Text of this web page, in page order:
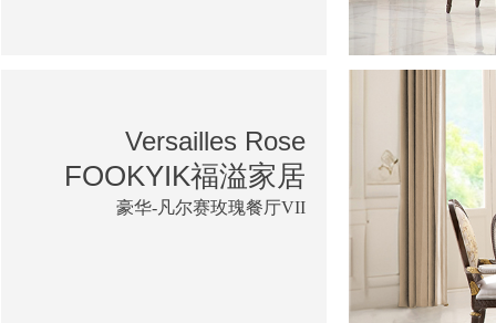
Versailles Rose
FOOKYIK福溢家居
豪华-凡尔赛玫瑰餐厅VII